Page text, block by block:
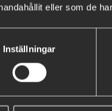
eller som de
Inställningar